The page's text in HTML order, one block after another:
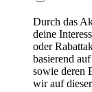
Durch das
deine
oder
basierend
sowie deren
wir auf